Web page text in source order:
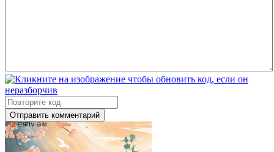
Отправить комментарий